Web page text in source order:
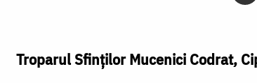
Troparul Sfinţilor Mucenici Codrat,